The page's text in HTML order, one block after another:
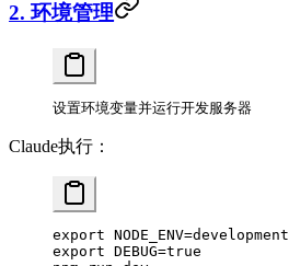
2. 环境管理
设置环境变量并运行开发服务器
Claude执行：
export NODE_ENV=development
export DEBUG=true